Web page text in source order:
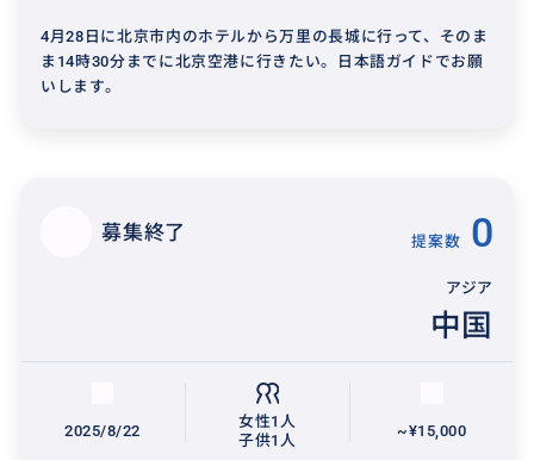
4月28日に北京市内のホテルから万里の長城に行って、そのま
ま14時30分までに北京空港に行きたい。日本語ガイドでお願
いします。
募集終了 提案数 0
アジア
中国
2025/8/22
女性1人
子供1人
~¥15,000